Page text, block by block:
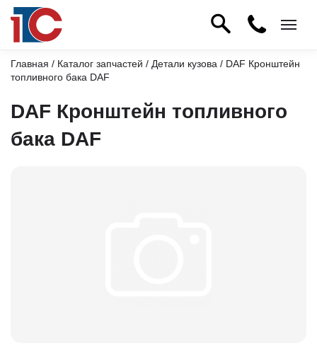
Главная / Каталог запчастей / Детали кузова / DAF Кронштейн
топливного бака DAF
DAF Кронштейн топливного
бака DAF